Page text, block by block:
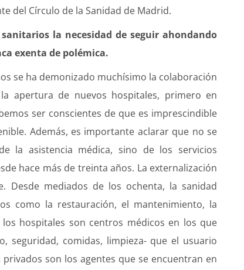
del Círculo de la Sanidad de Madrid.
la necesidad de seguir ahondando
exenta de polémica.
se ha demonizado muchísimo la colaboración
apertura de nuevos hospitales, primero en
ser conscientes de que es imprescindible
Además, es importante aclarar que no se
la asistencia médica, sino de los servicios
hace más de treinta años. La externalización
Desde mediados de los ochenta, la sanidad
como la restauración, el mantenimiento, la
hospitales son centros médicos en los que
seguridad, comidas, limpieza- que el usuario
son los agentes que se encuentran en